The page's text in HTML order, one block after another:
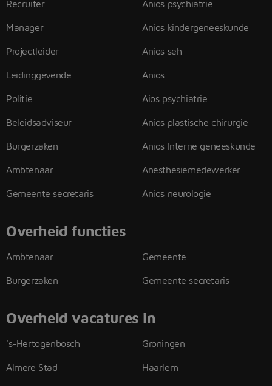
Recruiter
Manager
Projectleider
Leidinggevende
Politie
Beleidsadviseur
Burgerzaken
Ambtenaar
Gemeente secretaris
Anios psychiatrie
Anios kindergeneeskunde
Anios seh
Anios
Aios psychiatrie
Anios plastische chirurgie
Anios Interne geneeskunde
Anesthesiemedewerker
Anios neurologie
Overheid functies
Ambtenaar
Burgerzaken
Gemeente
Gemeente secretaris
Overheid vacatures in
's-Hertogenbosch
Almere Stad
Groningen
Haarlem